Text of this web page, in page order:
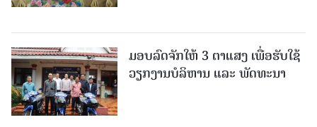
ມອບລົດຈັກໃຫ້ 3 ຕາແສງ ເພື່ອຮັບໃຊ້
ວຽກງານບໍລິຫານ ແລະ ພັດທະນາ